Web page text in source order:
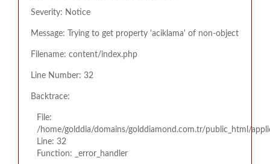
Severity: Notice
Message: Trying to get property 'aciklama' of non-object
Filename: content/index.php
Line Number: 32
Backtrace:
File:
/home/golddia/domains/golddiamond.com.tr/public_html/
Line: 32
Function: _error_handler